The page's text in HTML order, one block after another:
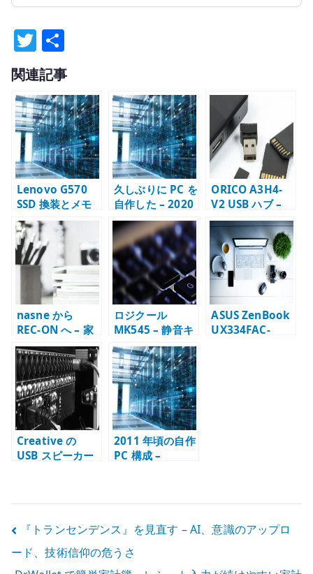
T
w
it
te
r
有
関連記事
Lenovo G570
SSD 換装とメモ
リ増強 – 古いノ
ート PC を延命し
た記録
久しぶりに PC を
自作した – 2020
年のパーツ構成
を振り返る
ORICO A3H4-
V2 USB ハブ –
セルフパワーで
使える 4 ポート
USB ハブ
nasne から
REC-ON へ – 家
庭内録画環境を
移行した記録
ロジクール
MK545 – 静音キ
ーボードとマウ
スを仕事用に使
う
ASUS ZenBook
UX334FAC-
Creative の
USB スピーカー
2011 年頃の自作
PC 構成 –
投
稿
『トランセンデンス』を見直す – AI、意識のアップロ
ード、技術信仰の危うさ